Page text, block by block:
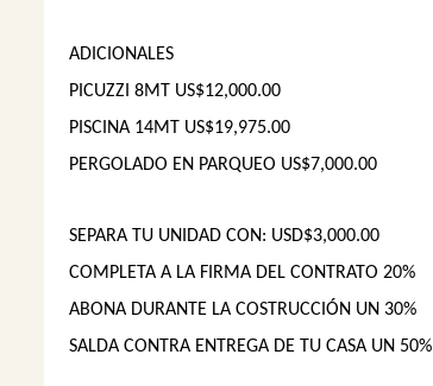
ADICIONALES
PICUZZI 8MT US$12,000.00
PISCINA 14MT US$19,975.00
PERGOLADO EN PARQUEO US$7,000.00
SEPARA TU UNIDAD CON: USD$3,000.00
COMPLETA A LA FIRMA DEL CONTRATO 20%
ABONA DURANTE LA COSTRUCCIÓN UN 30%
SALDA CONTRA ENTREGA DE TU CASA UN 50%